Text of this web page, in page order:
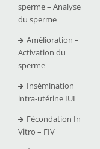
sperme – Analyse
du sperme
Amélioration –
Activation du
sperme
Insémination
intra-utérine IUI
Fécondation In
Vitro – FIV